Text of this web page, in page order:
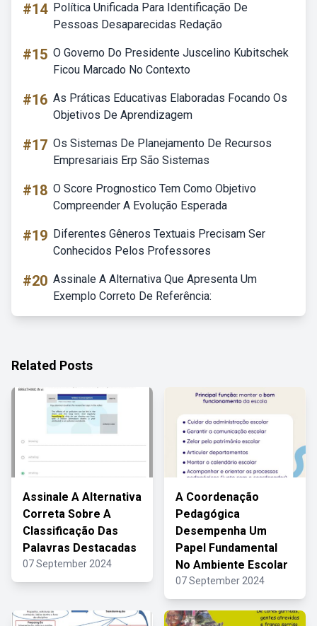
#14 Política Unificada Para Identificação De
Pessoas Desaparecidas Redação
#15 O Governo Do Presidente Juscelino Kubitschek
Ficou Marcado No Contexto
#16 As Práticas Educativas Elaboradas Focando Os
Objetivos De Aprendizagem
#17 Os Sistemas De Planejamento De Recursos
Empresariais Erp São Sistemas
#18 O Score Prognostico Tem Como Objetivo
Compreender A Evolução Esperada
#19 Diferentes Gêneros Textuais Precisam Ser
Conhecidos Pelos Professores
#20 Assinale A Alternativa Que Apresenta Um
Exemplo Correto De Referência:
Related Posts
Assinale A Alternativa
Correta Sobre A
Classificação Das
Palavras Destacadas
07 September 2024
A Coordenação
Pedagógica
Desempenha Um
Papel Fundamental
No Ambiente Escolar
07 September 2024